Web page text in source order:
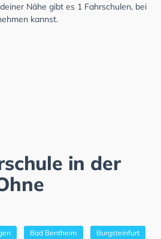
Nähe gibt es 1 Fahrschulen, bei
kannst.
in der
Bad Bentheim Burgsteinfurt